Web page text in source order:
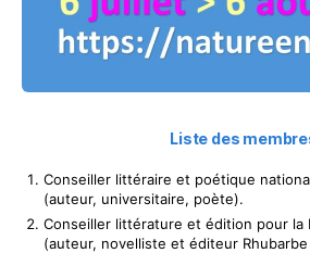
Liste des
Conseiller littéraire et poétique
(auteur, universitaire, poète).
Conseiller littérature et édition pour la
(auteur, novelliste et éditeur Rhubarbe